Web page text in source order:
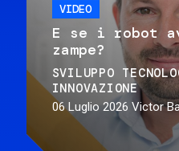
VIDEO
E se i robot
zampe?
SVILUPPO
INNOVAZIONE
06 Luglio 2026 Victor